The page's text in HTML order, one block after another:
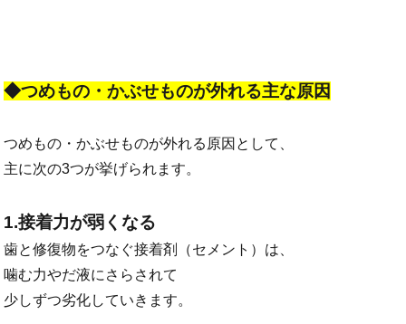
◆つめもの・かぶせものが外れる主な原因
つめもの・かぶせものが外れる原因として、
主に次の3つが挙げられます。
1.接着力が弱くなる
歯と修復物をつなぐ接着剤（セメント）は、
噛む力やだ液にさらされて
少しずつ劣化していきます。